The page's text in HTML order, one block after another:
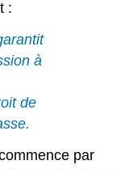
:
à
de
par